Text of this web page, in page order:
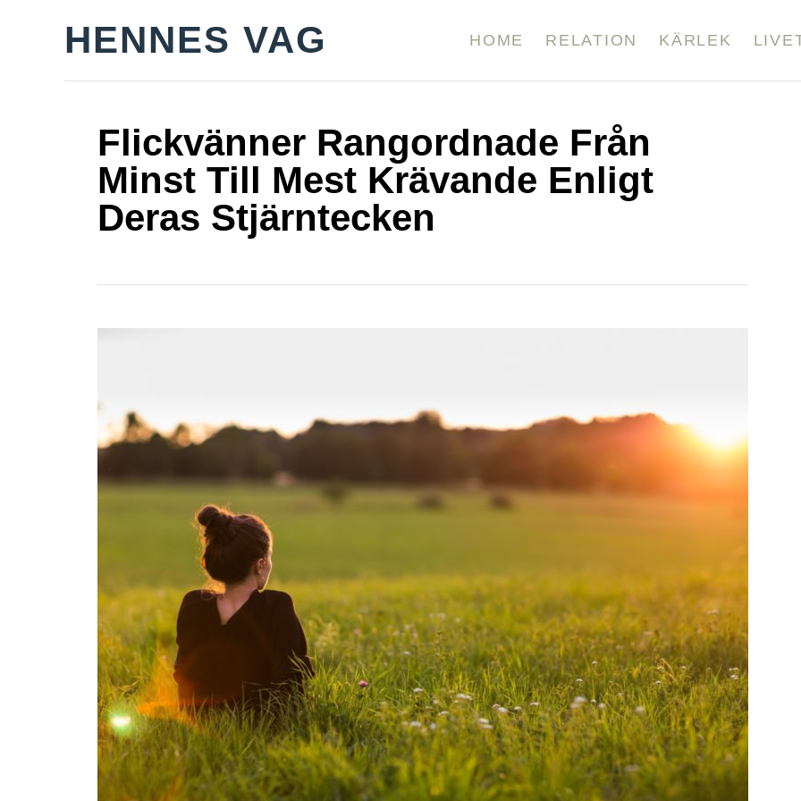
HENNES VAG HOME RELATION KÄRLEK
Flickvänner Rangordnade Från
Minst Till Mest Krävande Enligt
Deras Stjärntecken